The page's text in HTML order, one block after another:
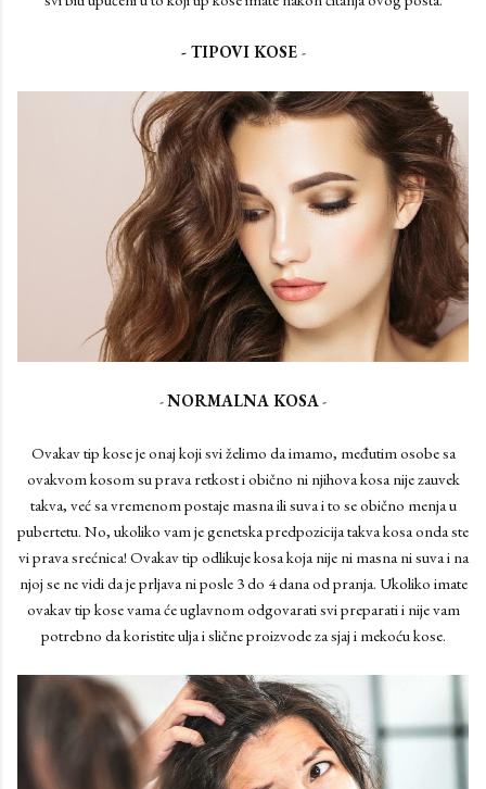
- TIPOVI KOSE -
-NORMALNA KOSA-
Ovakav tip kose je onaj koji svi želimo da imamo, međutim osobe sa
ovakvom kosom su prava retkost i obično ni njihova kosa nije zauvek
takva, već sa vremenom postaje masna ili suva i to se obično menja u
pubertetu. No, ukoliko vam je genetska predpozicija takva kosa onda ste
vi prava srećnica! Ovakav tip odlikuje kosa koja nije ni masna ni suva i na
njoj se ne vidi da je prljava ni posle 3 do 4 dana od pranja. Ukoliko imate
ovakav tip kose vama će uglavnom odgovarati svi preparati i nije vam
potrebno da koristite ulja i slične proizvode za sjaj i mekoću kose.